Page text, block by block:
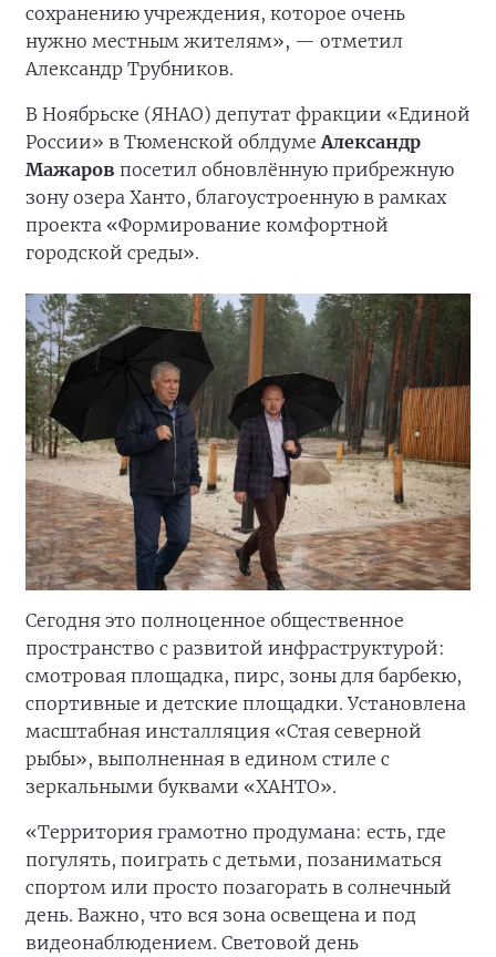
сохранению учреждения, которое очень
нужно местным жителям», — отметил
Александр Трубников.
В Ноябрьске (ЯНАО) депутат фракции «Единой
России» в Тюменской облдуме Александр
Мажаров посетил обновлённую прибрежную
зону озера Ханто, благоустроенную в рамках
проекта «Формирование комфортной
городской среды».
Сегодня это полноценное общественное
пространство с развитой инфраструктурой:
смотровая площадка, пирс, зоны для барбекю,
спортивные и детские площадки. Установлена
масштабная инсталляция «Стая северной
рыбы», выполненная в едином стиле с
зеркальными буквами «ХАНТО».
«Территория грамотно продумана: есть, где
погулять, поиграть с детьми, позаниматься
спортом или просто позагорать в солнечный
день. Важно, что вся зона освещена и под
видеонаблюдением. Световой день